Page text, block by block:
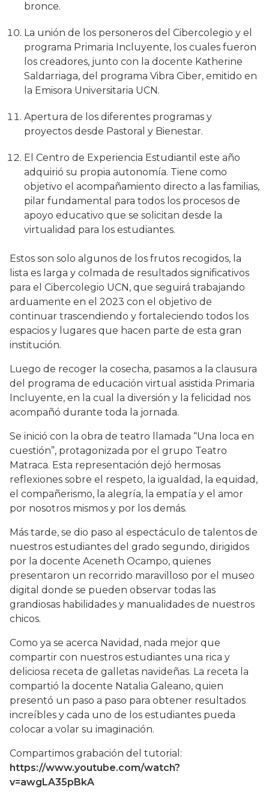
bronce.
La unión de los personeros del Cibercolegio y el
programa Primaria Incluyente, los cuales fueron
los creadores, junto con la docente Katherine
Saldarriaga, del programa Vibra Ciber, emitido en
la Emisora Universitaria UCN.
Apertura de los diferentes programas y
proyectos desde Pastoral y Bienestar.
El Centro de Experiencia Estudiantil este año
adquirió su propia autonomía. Tiene como
objetivo el acompañamiento directo a las familias,
pilar fundamental para todos los procesos de
apoyo educativo que se solicitan desde la
virtualidad para los estudiantes.
Estos son solo algunos de los frutos recogidos, la
lista es larga y colmada de resultados significativos
para el Cibercolegio UCN, que seguirá trabajando
arduamente en el 2023 con el objetivo de
continuar trascendiendo y fortaleciendo todos los
espacios y lugares que hacen parte de esta gran
institución.
Luego de recoger la cosecha, pasamos a la clausura
del programa de educación virtual asistida Primaria
Incluyente, en la cual la diversión y la felicidad nos
acompañó durante toda la jornada.
Se inició con la obra de teatro llamada “Una loca en
cuestión”, protagonizada por el grupo Teatro
Matraca. Esta representación dejó hermosas
reflexiones sobre el respeto, la igualdad, la equidad,
el compañerismo, la alegría, la empatía y el amor
por nosotros mismos y por los demás.
Más tarde, se dio paso al espectáculo de talentos de
nuestros estudiantes del grado segundo, dirigidos
por la docente Aceneth Ocampo, quienes
presentaron un recorrido maravilloso por el museo
digital donde se pueden observar todas las
grandiosas habilidades y manualidades de nuestros
chicos.
Como ya se acerca Navidad, nada mejor que
compartir con nuestros estudiantes una rica y
deliciosa receta de galletas navideñas. La receta la
compartió la docente Natalia Galeano, quien
presentó un paso a paso para obtener resultados
increíbles y cada uno de los estudiantes pueda
colocar a volar su imaginación.
Compartimos grabación del tutorial:
https://www.youtube.com/watch?
v=awgLA35pBkA